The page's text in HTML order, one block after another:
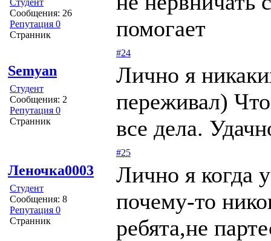
Сообщения: 26
Репутация 0
Странник
помогает
Semyan
Студент
Сообщения: 2
Репутация 0
Странник
#24
Лично я
переживал)
все дела.
Леночка0003
Студент
Сообщения: 8
Репутация 0
Странник
#25
Лично я когда
почему-то
ребята,не